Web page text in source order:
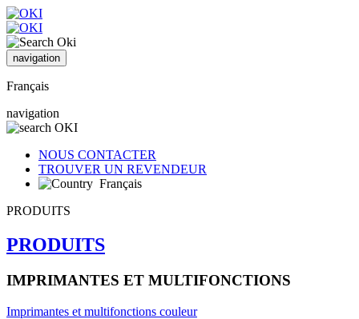
navigation
Français
navigation
NOUS CONTACTER
TROUVER UN REVENDEUR
Français
PRODUITS
PRODUITS
IMPRIMANTES ET MULTIFONCTIONS
Imprimantes et multifonctions couleur